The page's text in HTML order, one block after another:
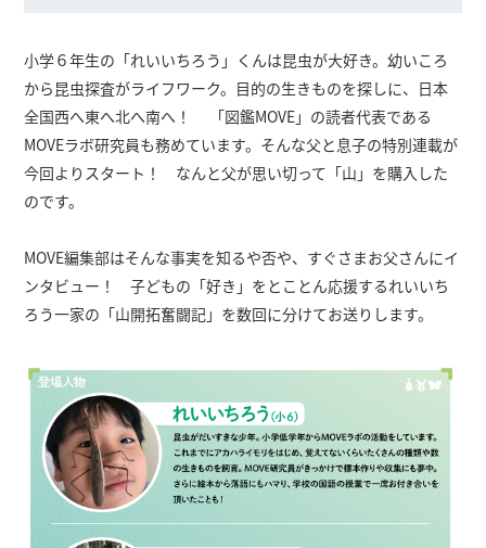
小学６年生の「れいいちろう」くんは昆虫が大好き。幼いころ
から昆虫探査がライフワーク。目的の生きものを探しに、日本
全国西へ東へ北へ南へ！ 「図鑑MOVE」の読者代表である
MOVEラボ研究員も務めています。そんな父と息子の特別連載が
今回よりスタート！ なんと父が思い切って「山」を購入した
のです。
MOVE編集部はそんな事実を知るや否や、すぐさまお父さんにイ
ンタビュー！ 子どもの「好き」をとことん応援するれいいち
ろう一家の「山開拓奮闘記」を数回に分けてお送りします。